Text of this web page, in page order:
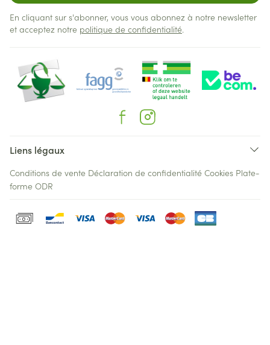
En cliquant sur s'abonner, vous vous abonnez à notre newsletter
et acceptez notre politique de confidentialité.
Liens légaux
Conditions de vente Déclaration de confidentialité Cookies Plate-
forme ODR